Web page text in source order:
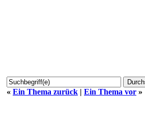
« Ein Thema zurück | Ein Thema vor »